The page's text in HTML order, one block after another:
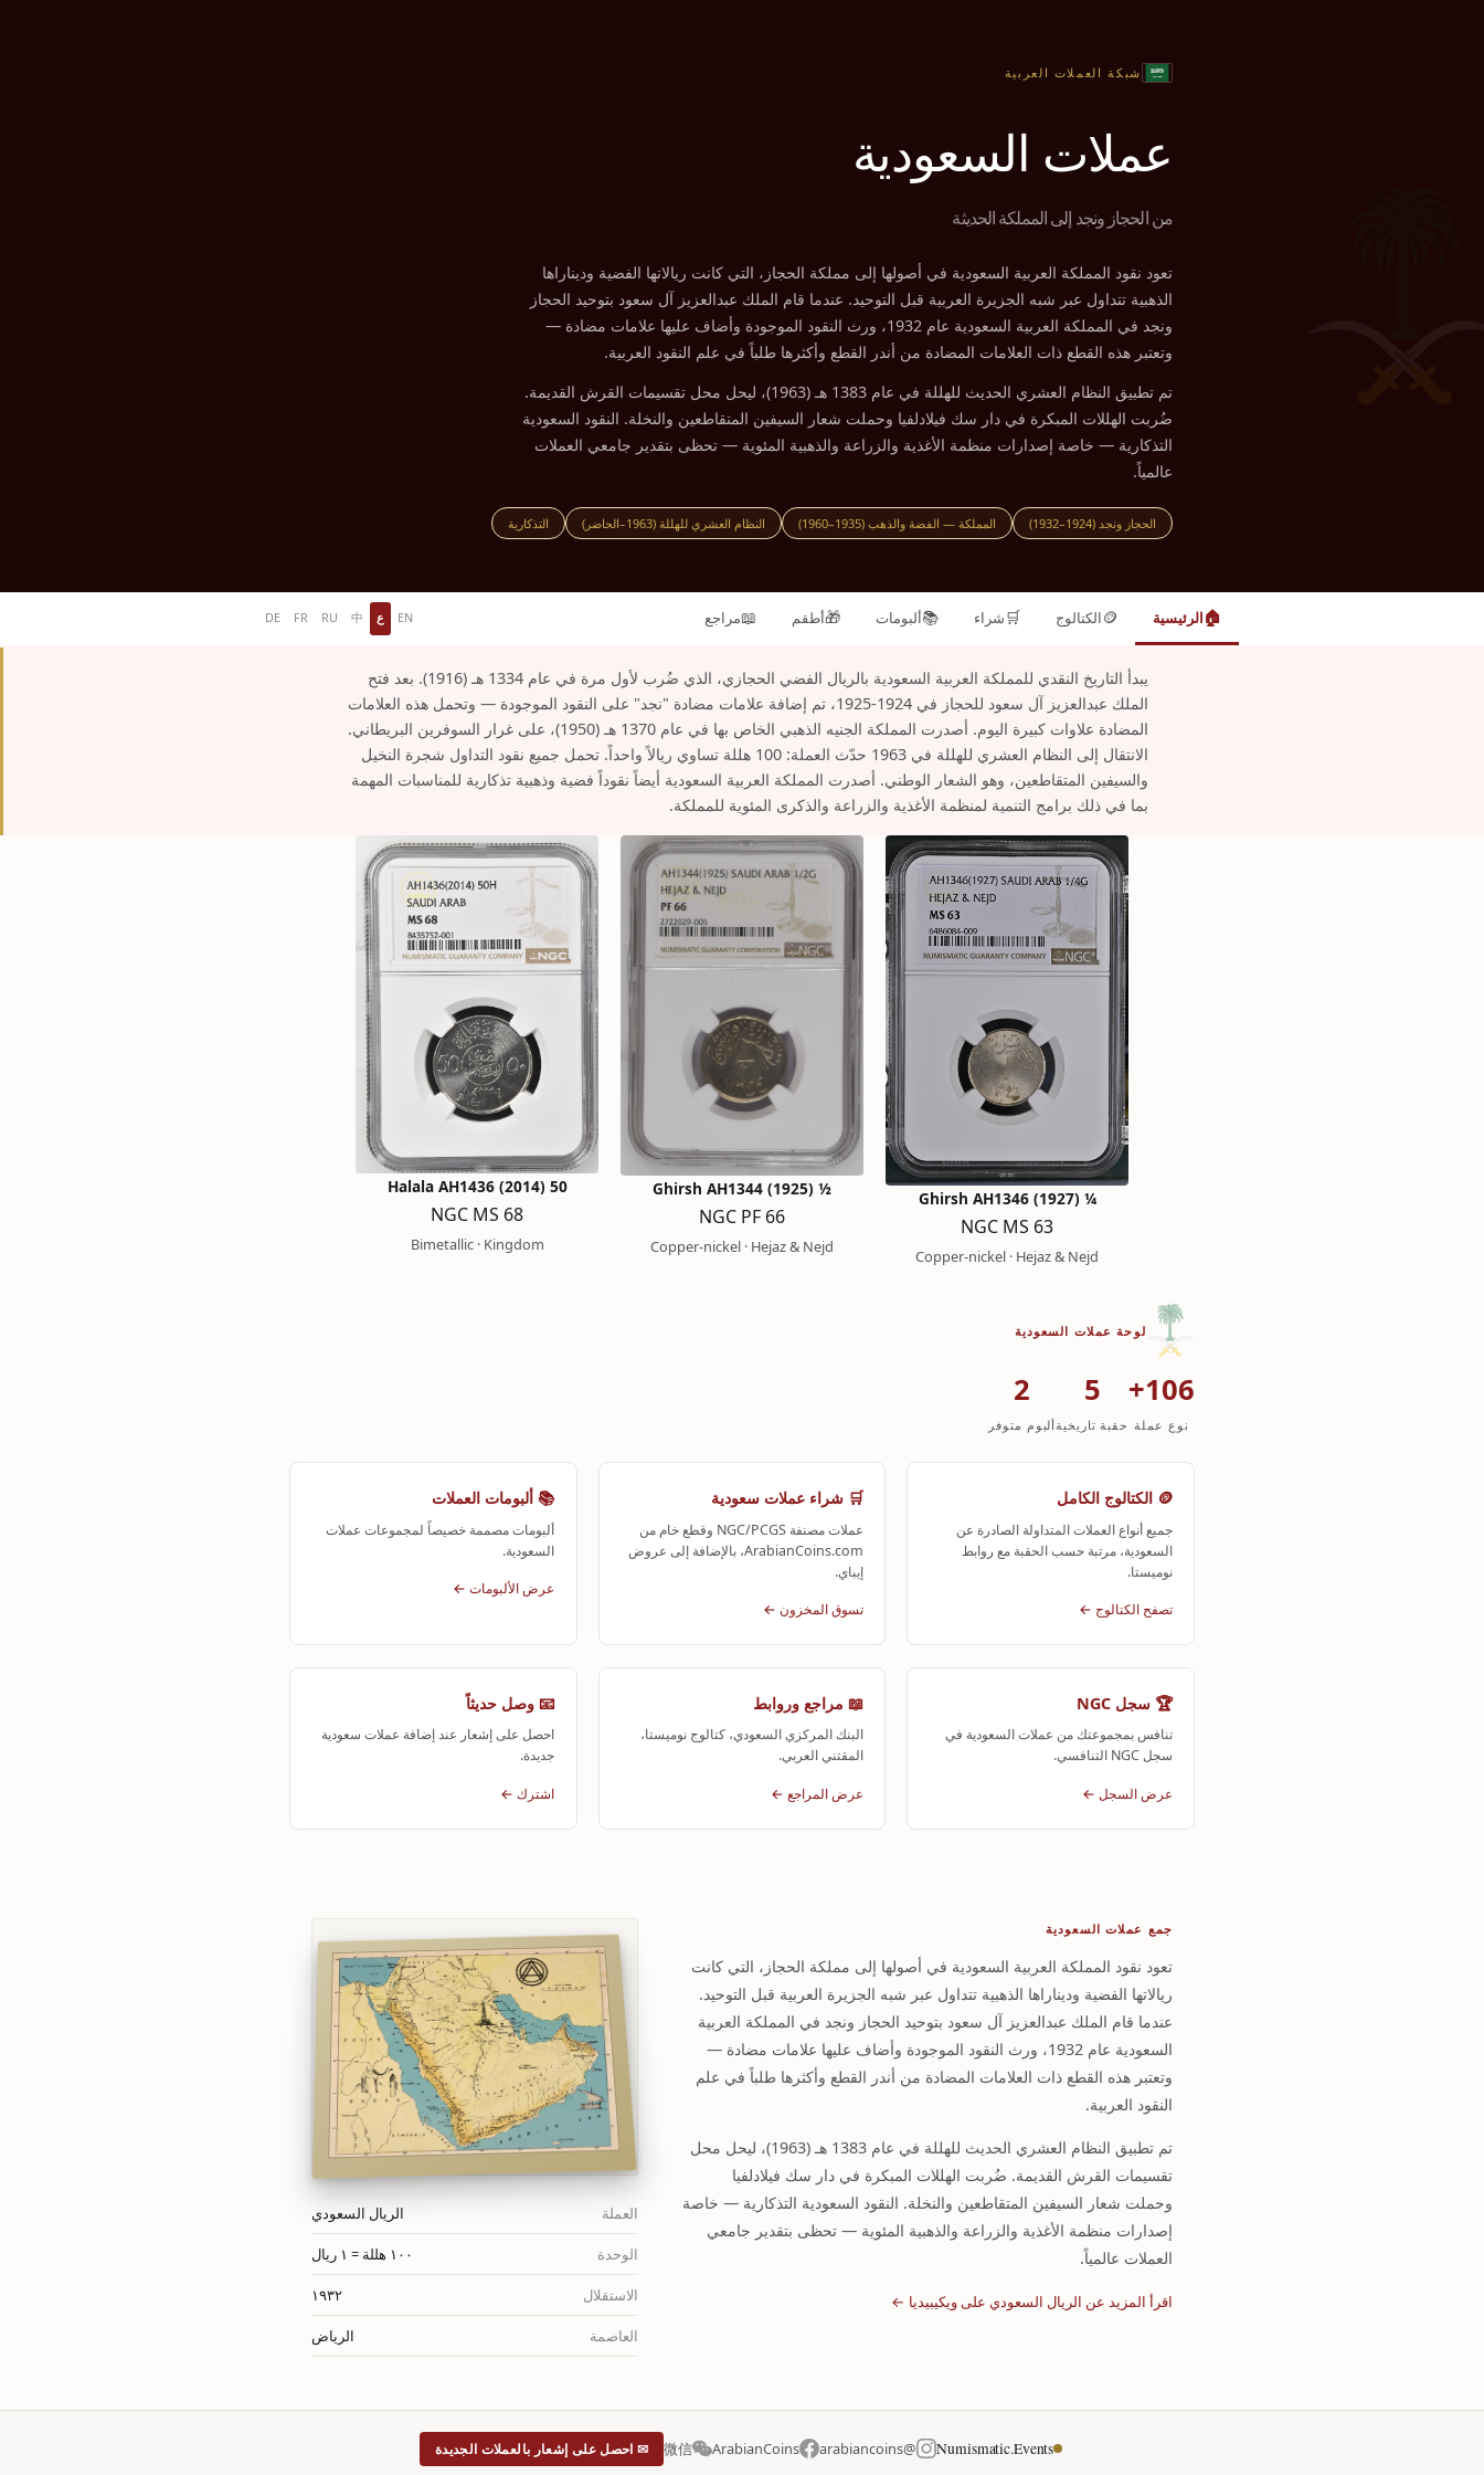
شبكة العملات العربية
عملات السعودية
من الحجاز ونجد إلى المملكة الحديثة
تعود نقود المملكة العربية السعودية في أصولها إلى مملكة الحجاز، التي كانت ريالاتها الفضية وديناراها
الذهبية تتداول عبر شبه الجزيرة العربية قبل التوحيد. عندما قام الملك عبدالعزيز آل سعود بتوحيد الحجاز
ونجد في المملكة العربية السعودية عام 1932، ورث النقود الموجودة وأضاف عليها علامات مضادة —
وتعتبر هذه القطع ذات العلامات المضادة من أندر القطع وأكثرها طلباً في علم النقود العربية.
تم تطبيق النظام العشري الحديث للهللة في عام 1383 هـ (1963)، ليحل محل تقسيمات القرش القديمة.
ضُربت الهللات المبكرة في دار سك فيلادلفيا وحملت شعار السيفين المتقاطعين والنخلة. النقود السعودية
التذكارية — خاصة إصدارات منظمة الأغذية والزراعة والذهبية المئوية — تحظى بتقدير جامعي العملات
عالمياً.
الحجاز ونجد (1924–1932) المملكة — الفضة والذهب (1935–1960) النظام العشري للهللة (1963–الحاضر) التذكارية
🏠الرئيسية 🪙الكتالوج 🛒شراء 📚ألبومات 🎁أطقم 📖مراجع EN ع 中
RU
FR
DE
يبدأ التاريخ النقدي للمملكة العربية السعودية بالريال الفضي الحجازي، الذي ضُرب لأول مرة في عام 1334 هـ (1916). بعد فتح
الملك عبدالعزيز آل سعود للحجاز في 1924-1925، تم إضافة علامات مضادة "نجد" على النقود الموجودة — وتحمل هذه العلامات
المضادة علاوات كبيرة اليوم. أصدرت المملكة الجنيه الذهبي الخاص بها في عام 1370 هـ (1950)، على غرار السوفرين البريطاني.
الانتقال إلى النظام العشري للهللة في 1963 حدّث العملة: 100 هللة تساوي ريالاً واحداً. تحمل جميع نقود التداول شجرة النخيل
والسيفين المتقاطعين، وهو الشعار الوطني. أصدرت المملكة العربية السعودية أيضاً نقوداً فضية وذهبية تذكارية للمناسبات المهمة
بما في ذلك برامج التنمية لمنظمة الأغذية والزراعة والذكرى المئوية للمملكة.
¼ Ghirsh AH1346 (1927)
NGC MS 63
Copper-nickel · Hejaz & Nejd
½ Ghirsh AH1344 (1925)
NGC PF 66
Copper-nickel · Hejaz & Nejd
50 Halala AH1436 (2014)
NGC MS 68
Bimetallic · Kingdom
لوحة عملات السعودية
106+
نوع عملة
5
حقبة تاريخية
2
ألبوم متوفر
🪙 الكتالوج الكامل
جميع أنواع العملات المتداولة الصادرة عن
السعودية، مرتبة حسب الحقبة مع روابط
نوميستا.
تصفح الكتالوج ←
🛒 شراء عملات سعودية
عملات مصنفة NGC/PCGS وقطع خام من
ArabianCoins.com، بالإضافة إلى عروض
إيباي.
تسوق المخزون ←
📚 ألبومات العملات
ألبومات مصممة خصيصاً لمجموعات عملات
السعودية.
عرض الألبومات ←
🏆 سجل NGC
تنافس بمجموعتك من عملات السعودية في
سجل NGC التنافسي.
عرض السجل ←
📖 مراجع وروابط
البنك المركزي السعودي، كتالوج نوميستا،
المقتني العربي.
عرض المراجع ←
📧 وصل حديثاً
احصل على إشعار عند إضافة عملات سعودية
جديدة.
اشترك ←
جمع عملات السعودية
تعود نقود المملكة العربية السعودية في أصولها إلى مملكة الحجاز، التي كانت
ريالاتها الفضية وديناراها الذهبية تتداول عبر شبه الجزيرة العربية قبل التوحيد.
عندما قام الملك عبدالعزيز آل سعود بتوحيد الحجاز ونجد في المملكة العربية
السعودية عام 1932، ورث النقود الموجودة وأضاف عليها علامات مضادة —
وتعتبر هذه القطع ذات العلامات المضادة من أندر القطع وأكثرها طلباً في علم
النقود العربية.
تم تطبيق النظام العشري الحديث للهللة في عام 1383 هـ (1963)، ليحل محل
تقسيمات القرش القديمة. ضُربت الهللات المبكرة في دار سك فيلادلفيا
وحملت شعار السيفين المتقاطعين والنخلة. النقود السعودية التذكارية — خاصة
إصدارات منظمة الأغذية والزراعة والذهبية المئوية — تحظى بتقدير جامعي
العملات عالمياً.
اقرأ المزيد عن الريال السعودي على ويكيبيديا ←
العملة الريال السعودي
الوحدة ١٠٠ هللة = ١ ريال
الاستقلال ١٩٣٢
العاصمة الرياض
Numismatic.Events
@arabiancoins
ArabianCoins
微信 ✉ احصل على إشعار بالعملات الجديدة